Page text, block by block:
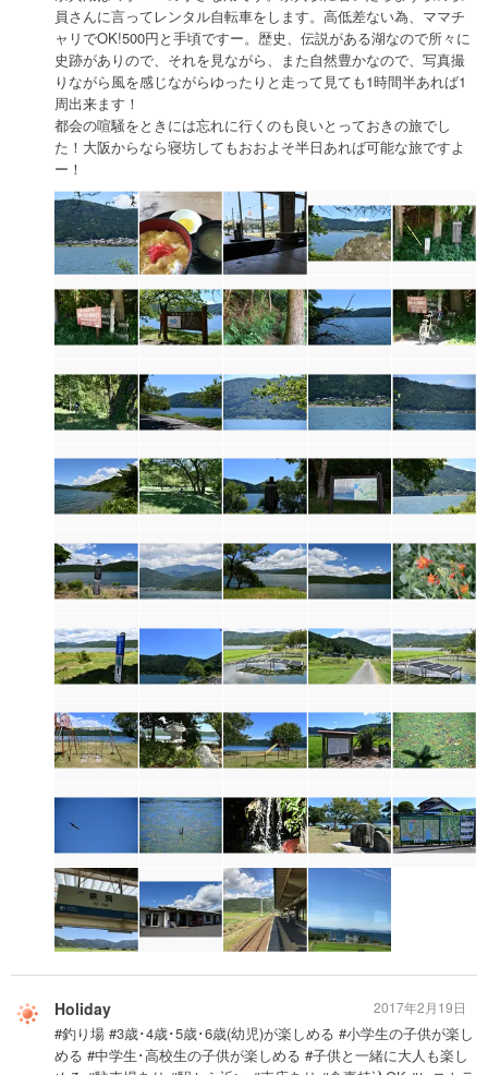
員さんに言ってレンタル自転車をします。高低差ない為、ママチ
ャリでOK!500円と手頃ですー。歴史、伝説がある湖なので所々に
史跡がありので、それを見ながら、また自然豊かなので、写真撮
りながら風を感じながらゆったりと走って見ても1時間半あれば1
周出来ます！
都会の喧騒をときには忘れに行くのも良いとっておきの旅でし
た！大阪からなら寝坊してもおおよそ半日あれば可能な旅ですよ
ー！
Holiday
#釣り場 #3歳･4歳･5歳･6歳(幼児)が楽しめる #小学生の子供が楽し
める #中学生･高校生の子供が楽しめる #子供と一緒に大人も楽し
2017年2月19日